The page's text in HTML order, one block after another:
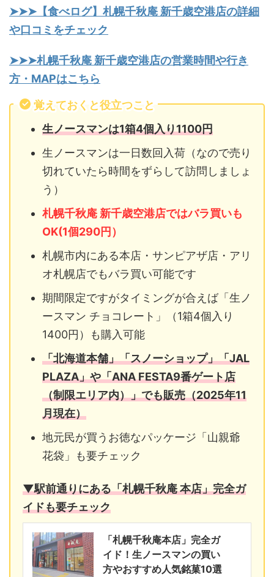
➤➤➤【食べログ】札幌千秋庵 新千歳空港店の詳細
や口コミをチェック
➤➤➤札幌千秋庵 新千歳空港店の営業時間や行き
方・MAPはこちら
覚えておくと役立つこと
生ノースマンは1箱4個入り1100円
生ノースマンは一日数回入荷（なので売り
切れていたら時間をずらして訪問しましょ
う）
札幌千秋庵 新千歳空港店ではバラ買いも
OK(1個290円）
札幌市内にある本店・サンピアザ店・アリ
オ札幌店でもバラ買い可能です
期間限定ですがタイミングが合えば「生ノ
ースマン チョコレート」（1箱4個入り
1400円）も購入可能
「北海道本舗」「スノーショップ」「JAL
PLAZA」や「ANA FESTA9番ゲート店
（制限エリア内）」でも販売（2025年11
月現在）
地元民が買うお徳なパッケージ「山親爺
花袋」も要チェック
▼駅前通りにある「札幌千秋庵 本店」完全ガ
イドも要チェック
「札幌千秋庵本店」完全ガ
イド！生ノースマンの買い
方やおすすめ人気銘菓10選